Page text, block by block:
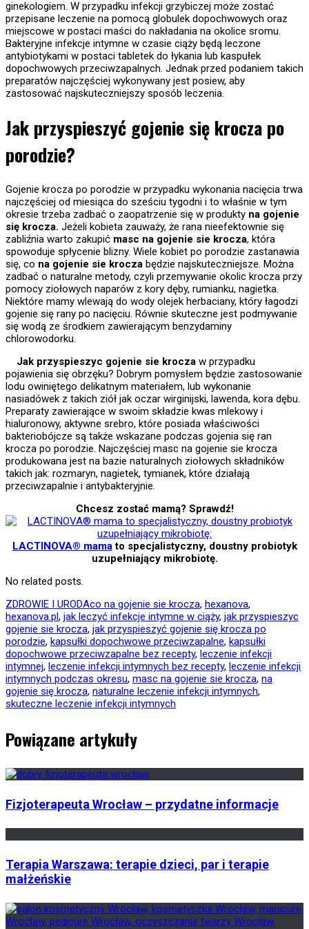
ginekologiem. W przypadku infekcji grzybiczej może zostać
przepisane leczenie na pomocą globulek dopochwowych oraz
miejscowe w postaci maści do nakładania na okolice sromu.
Bakteryjne infekcje intymne w czasie ciąży będą leczone
antybiotykami w postaci tabletek do łykania lub kaspułek
dopochwowych przeciwzapalnych. Jednak przed podaniem takich
preparatów najczęściej wykonywany jest posiew, aby
zastosować najskuteczniejszy sposób leczenia.
Jak przyspieszyć gojenie się krocza po
porodzie?
Gojenie krocza po porodzie w przypadku wykonania nacięcia trwa
najczęściej od miesiąca do sześciu tygodni i to właśnie w tym
okresie trzeba zadbać o zaopatrzenie się w produkty na gojenie
się krocza. Jeżeli kobieta zauważy, że rana nieefektownie się
zabliźnia warto zakupić masc na gojenie sie krocza, która
spowoduje spłycenie blizny. Wiele kobiet po porodzie zastanawia
się, co na gojenie sie krocza będzie najskuteczniejsze. Można
zadbać o naturalne metody, czyli przemywanie okolic krocza przy
pomocy ziołowych naparów z kory dęby, rumianku, nagietka.
Niektóre mamy wlewają do wody olejek herbaciany, który łagodzi
gojenie się rany po nacięciu. Równie skuteczne jest podmywanie
się wodą ze środkiem zawierającym benzydaminy
chlorowodorku.
Jak przyspieszyc gojenie sie krocza w przypadku
pojawienia się obrzęku? Dobrym pomysłem będzie zastosowanie
lodu owiniętego delikatnym materiałem, lub wykonanie
nasiadówek z takich ziół jak oczar wirginijski, lawenda, kora dębu.
Preparaty zawierające w swoim składzie kwas mlekowy i
hialuronowy, aktywne srebro, które posiada właściwości
bakteriobójcze są także wskazane podczas gojenia się ran
krocza po porodzie. Najczęściej masc na gojenie sie krocza
produkowana jest na bazie naturalnych ziołowych składników
takich jak: rozmaryn, nagietek, tymianek, które działają
przeciwzapalnie i antybakteryjnie.
Chcesz zostać mamą? Sprawdź!
LACTINOVA® mamato specjalistyczny, doustny probiotyk
uzupełniający mikrobiotę.
No related posts.
ZDROWIE I URODAco na gojenie sie krocza, hexanova,
hexanova.pl, jak leczyć infekcje intymne w ciąży, jak przyspieszyc
gojenie sie krocza, jak przyspieszyć gojenie się krocza po
porodzie, kapsułki dopochwowe przeciwzapalne, kapsułki
dopochwowe przeciwzapalne bez recepty, leczenie infekcji
intymnej, leczenie infekcji intymnych bez recepty, leczenie infekcji
intymnych podczas okresu, masc na gojenie sie krocza, na
gojenie się krocza, naturalne leczenie infekcji intymnych,
skuteczne leczenie infekcji intymnych
Powiązane artykuły
Fizjoterapeuta Wrocław – przydatne informacje
Terapia Warszawa: terapie dzieci, par i terapie
małżeńskie